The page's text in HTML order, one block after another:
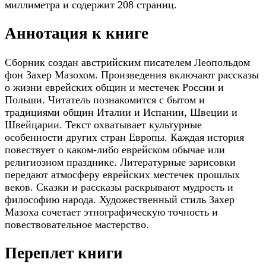
миллиметра и содержит 208 страниц.
Аннотация к книге
Сборник создан австрийским писателем Леопольдом
фон Захер Мазохом. Произведения включают рассказы
о жизни еврейских общин и местечек России и
Польши. Читатель познакомится с бытом и
традициями общин Италии и Испании, Швеции и
Швейцарии. Текст охватывает культурные
особенности других стран Европы. Каждая история
повествует о каком-либо еврейском обычае или
религиозном празднике. Литературные зарисовки
передают атмосферу еврейских местечек прошлых
веков. Сказки и рассказы раскрывают мудрость и
философию народа. Художественный стиль Захер
Мазоха сочетает этнографическую точность и
повествовательное мастерство.
Переплет книги